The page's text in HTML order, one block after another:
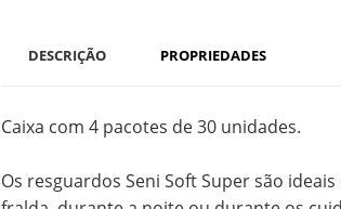
DESCRIÇÃO PROPRIEDADES
Caixa com 4 pacotes de 30 unidades.
Os resguardos Seni Soft Super são